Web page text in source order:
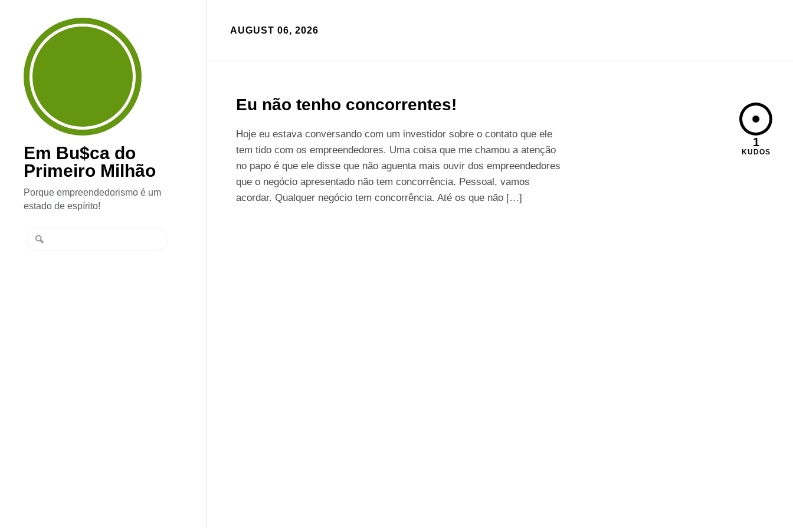
Em Bu$ca do
Primeiro Milhão
Porque empreendedorismo é um
estado de espírito!
AUGUST 06, 2026
Eu não tenho concorrentes!
Hoje eu estava conversando com um investidor sobre o contato que ele
tem tido com os empreendedores. Uma coisa que me chamou a atenção
no papo é que ele disse que não aguenta mais ouvir dos empreendedores
que o negócio apresentado não tem concorrência. Pessoal, vamos
acordar. Qualquer negócio tem concorrência. Até os que não […]
1
KUDOS